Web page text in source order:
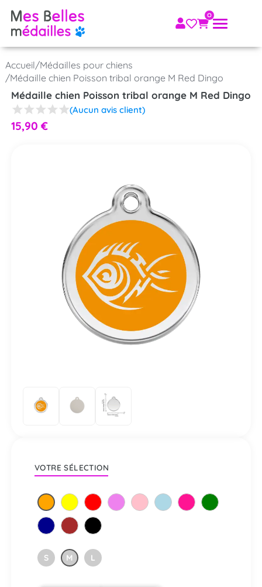
Accueil/Médailles pour chiens
/Médaille chien Poisson tribal orange M Red Dingo
Médaille chien Poisson tribal orange M Red Dingo
(Aucun avis client)
15,90 €
VOTRE SÉLECTION
S M L